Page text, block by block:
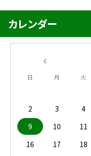
カレンダー
日 月 火
2
3 4
9
10 11
16
17 18